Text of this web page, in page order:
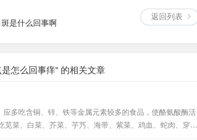
返回列表
是什么回事啊
怎么回事痒” 的相关文章
多吃含铜、锌、铁等金属元素较多的食品，使酪氨酸酶活
苋菜、白菜、芥菜、芋艿、海带、紫菜、鸡血、蛇肉、穿山
氨酸是黑色素细胞代谢的必需物质，如若缺乏，会阻碍黑